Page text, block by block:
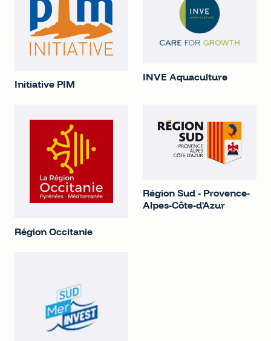
Initiative PIM
INVE Aquaculture
Région Occitanie
Région Sud - Provence-
Alpes-Côte-d'Azur